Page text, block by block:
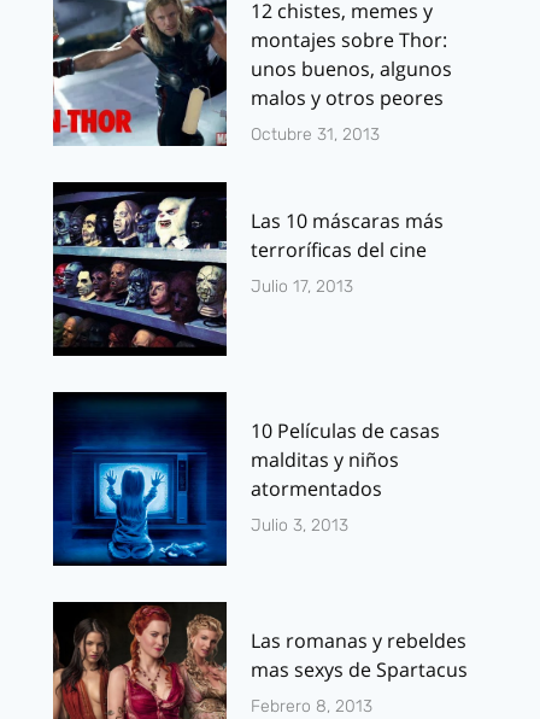
12 chistes, memes y
montajes sobre Thor:
unos buenos, algunos
malos y otros peores
Octubre 31, 2013
Las 10 máscaras más
terroríficas del cine
Julio 17, 2013
10 Películas de casas
malditas y niños
atormentados
Julio 3, 2013
Las romanas y rebeldes
mas sexys de Spartacus
Febrero 8, 2013